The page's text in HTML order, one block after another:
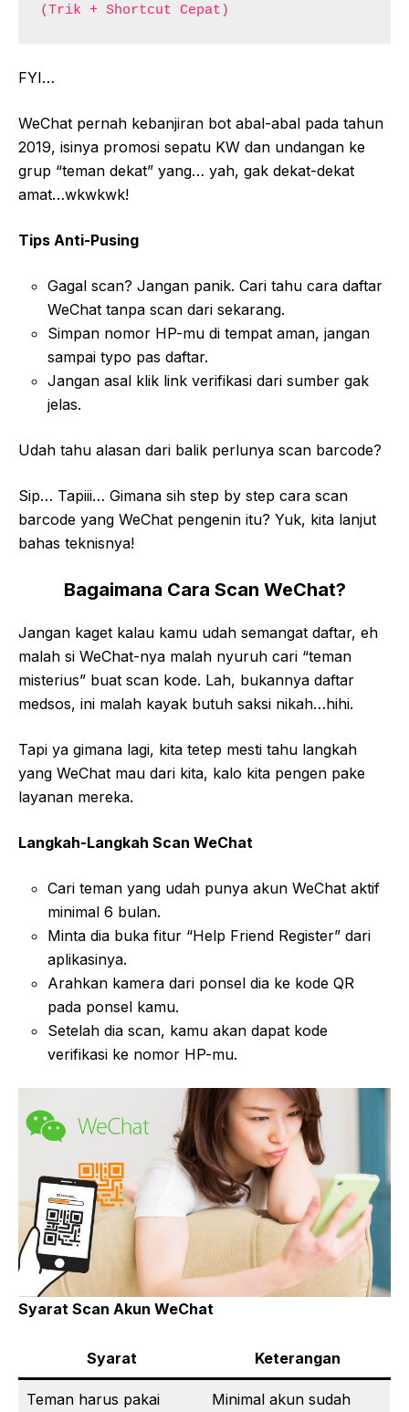
(Trik + Shortcut Cepat)
FYI…
WeChat pernah kebanjiran bot abal-abal pada tahun
2019, isinya promosi sepatu KW dan undangan ke
grup “teman dekat” yang… yah, gak dekat-dekat
amat…wkwkwk!
Tips Anti-Pusing
Gagal scan? Jangan panik. Cari tahu cara daftar
WeChat tanpa scan dari sekarang.
Simpan nomor HP-mu di tempat aman, jangan
sampai typo pas daftar.
Jangan asal klik link verifikasi dari sumber gak
jelas.
Udah tahu alasan dari balik perlunya scan barcode?
Sip… Tapiii… Gimana sih step by step cara scan
barcode yang WeChat pengenin itu? Yuk, kita lanjut
bahas teknisnya!
Bagaimana Cara Scan WeChat?
Jangan kaget kalau kamu udah semangat daftar, eh
malah si WeChat-nya malah nyuruh cari “teman
misterius” buat scan kode. Lah, bukannya daftar
medsos, ini malah kayak butuh saksi nikah…hihi.
Tapi ya gimana lagi, kita tetep mesti tahu langkah
yang WeChat mau dari kita, kalo kita pengen pake
layanan mereka.
Langkah-Langkah Scan WeChat
Cari teman yang udah punya akun WeChat aktif
minimal 6 bulan.
Minta dia buka fitur “Help Friend Register” dari
aplikasinya.
Arahkan kamera dari ponsel dia ke kode QR
pada ponsel kamu.
Setelah dia scan, kamu akan dapat kode
verifikasi ke nomor HP-mu.
Syarat Scan Akun WeChat
Syarat Keterangan
Teman harus pakai
Minimal akun sudah